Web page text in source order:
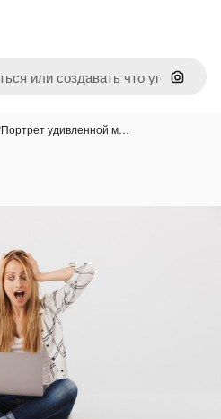
Поиск
Портрет удивленной м…